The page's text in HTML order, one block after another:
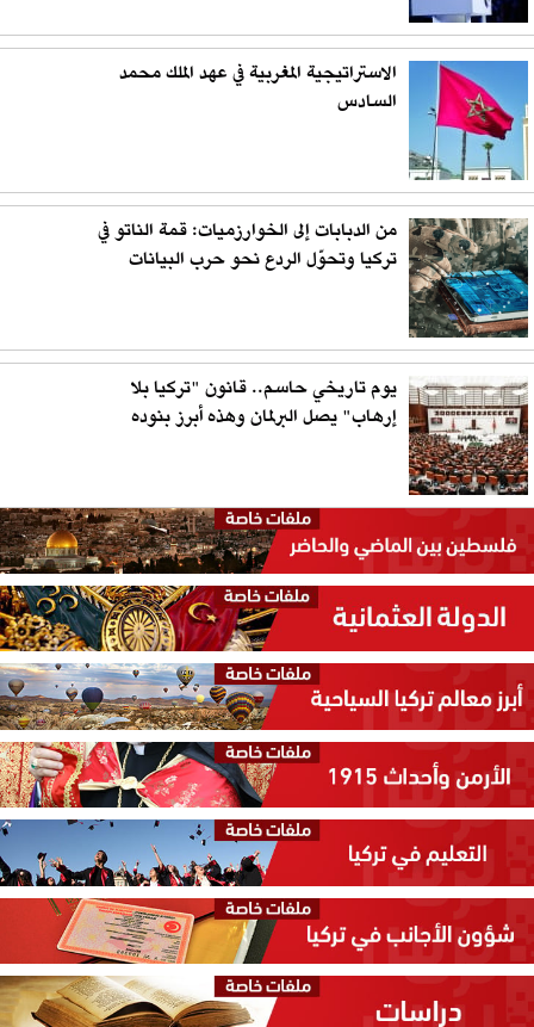
الاستراتيجية المغربية في عهد الملك محمد
السادس
من الدبابات إلى الخوارزميات: قمة الناتو في
تركيا وتحوّل الردع نحو حرب البيانات
يوم تاريخي حاسم.. قانون "تركيا بلا
إرهاب" يصل البرلمان وهذه أبرز بنوده